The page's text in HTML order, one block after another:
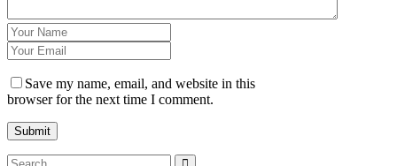
Save my name, email, and website in this
browser for the next time I comment.